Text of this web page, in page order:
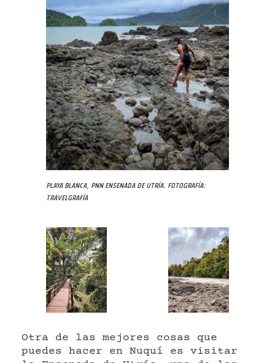
Playa Blanca, PNN Ensenada de Utría. Fotografía:
Travelgrafía
Otra de las mejores cosas que
puedes hacer en Nuquí es visitar